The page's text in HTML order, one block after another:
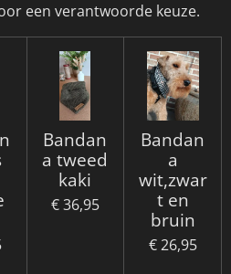
een verantwoorde keuze.
Bandan
a tweed
kaki
€ 36,95
Bandan
a
wit,zwar
t en
bruin
€ 26,95